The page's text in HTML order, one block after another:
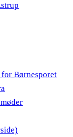
Børnesporet